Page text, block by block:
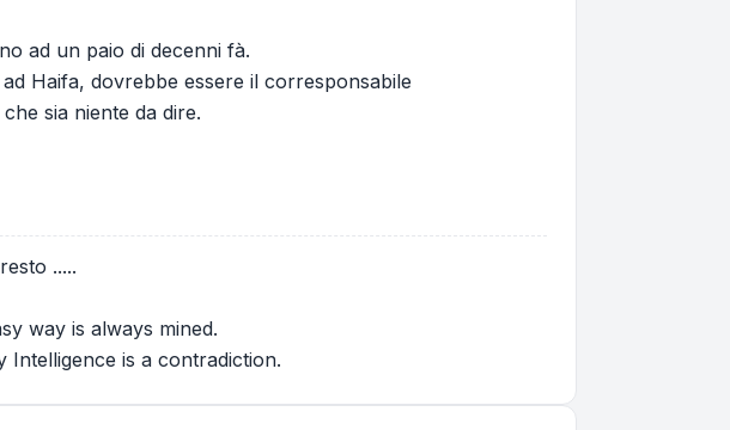
ad un paio di decenni fà.
Haifa, dovrebbe essere il corresponsabile
sia niente da dire.
.....
way is always mined.
is a contradiction.